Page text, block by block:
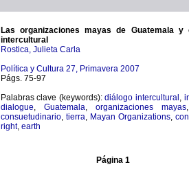
Las organizaciones mayas de Guatemala y
intercultural
Rostica, Julieta Carla
Política y Cultura 27, Primavera 2007
Págs. 75-97
Palabras clave (keywords): diálogo intercultural
dialogue
Guatemala organizaciones mayas
consuetudinario tierra Mayan Organizations
right, earth
Página 1